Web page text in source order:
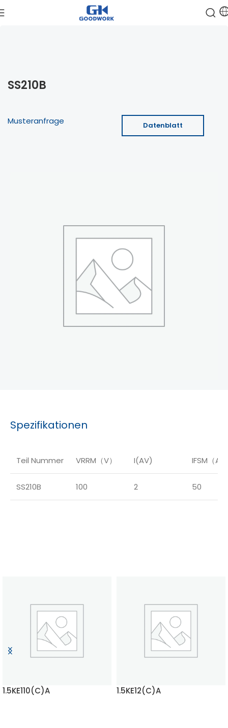
SS210B
Musteranfrage Datenblatt
Spezifikationen
Teil Nummer VRRM（V） I(AV) IFSM（A）
SS210B 100 2 50
1.5KE110(C)A 1.5KE12(C)A